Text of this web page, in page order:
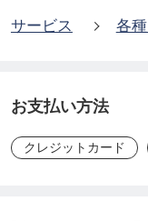
サービス 各
お支払い方法
クレジットカード